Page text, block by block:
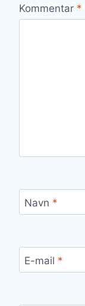
Kommentar *
Navn *
E-mail *